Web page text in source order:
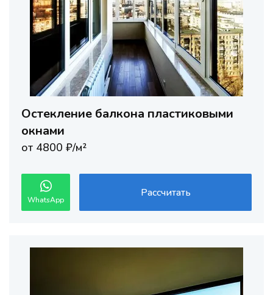
Остекление балкона пластиковыми
окнами
от 4800 ₽/м²
WhatsApp
Рассчитать